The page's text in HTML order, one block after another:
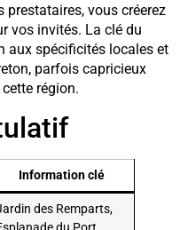
vous créerez
vos invités. La clé du
aux spécificités locales et
parfois capricieux
région.
Information clé
des Remparts,